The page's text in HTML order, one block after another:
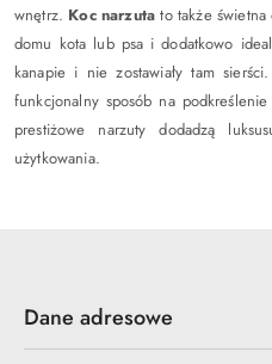
wnętrz. Koc narzuta to także
domu kota lub psa i dodatkowo
kanapie i nie zostawiały tam sierści.
funkcjonalny sposób na
prestiżowe narzuty dodadzą
użytkowania.
Dane adresowe